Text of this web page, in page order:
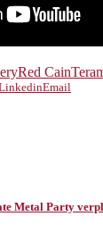
Red Cain
Email
Metal Party